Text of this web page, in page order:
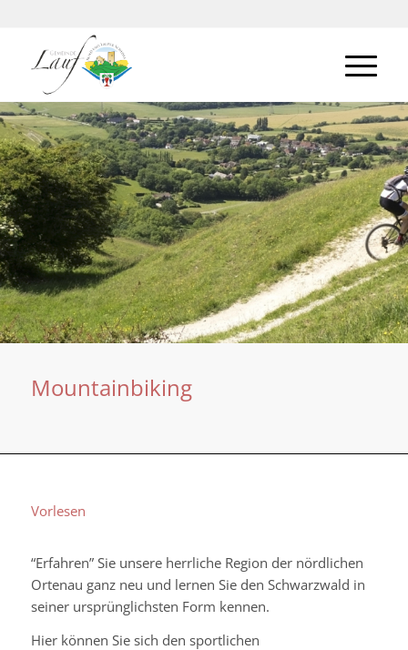
Mountainbiking
Vorlesen
“Erfahren” Sie unsere herrliche Region der nördlichen
Ortenau ganz neu und lernen Sie den Schwarzwald in
seiner ursprünglichsten Form kennen.
Hier können Sie sich den sportlichen